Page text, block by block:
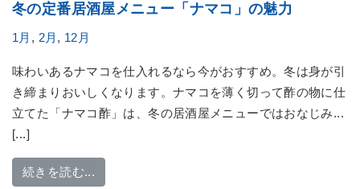
冬の定番居酒屋メニュー「ナマコ」の魅力
1月 , 2月 , 12月
味わいあるナマコを仕入れるなら今がおすすめ。冬は身が引
き締まりおいしくなります。ナマコを薄く切って酢の物に仕
立てた「ナマコ酢」は、冬の居酒屋メニューではおなじみ...
[...]
続きを読む...